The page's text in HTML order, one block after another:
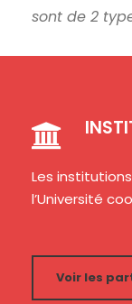
sont de 2
Les
l’Université
Voir les